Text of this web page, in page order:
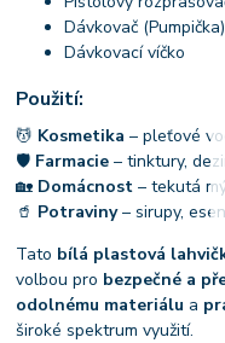
Dávkovač (Pumpička)
Dávkovací víčko
Použití:
💆 Kosmetika – pleťové
🛡 Farmacie – tinktury,
🏡 Domácnost – tekutá
🥤 Potraviny– sirupy,
Tato bílá plastová
volbou pro bezpečné a
odolnému materiálu a
široké spektrum využití.